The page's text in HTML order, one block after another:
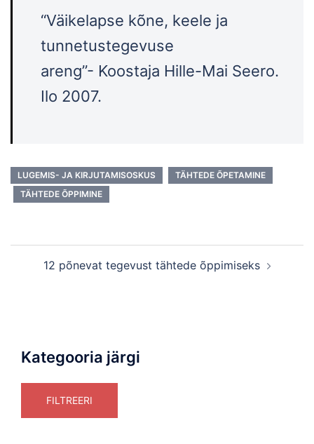
“Väikelapse kõne, keele ja
tunnetustegevuse
areng”- Koostaja Hille-Mai Seero.
Ilo 2007.
LUGEMIS- JA KIRJUTAMISOSKUS
TÄHTEDE ÕPETAMINE
TÄHTEDE ÕPPIMINE
navigation
12 põnevat tegevust tähtede õppimiseks
Kategooria järgi
FILTREERI